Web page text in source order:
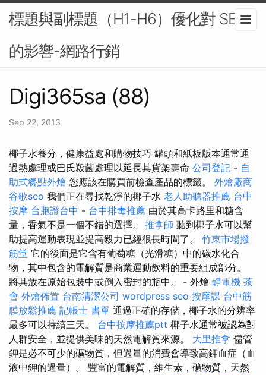
標題與副標題（H1-H6）優化對 SEO
的影響-網路行銷
Digi365sa (88)
Sep 22, 2013
椰子水養分，健康益處和購物技巧 罐頭和紙板版本通常通
過熱處理或巴氏殺菌處理以延長其貨架壽命 公司登記 - 自
助式餐點外燴 您應該在購買前檢查產品的標籤。 外燴廠商
谷歌seo 我們正在尋找乾淨的椰子水 老人助聽器推薦 台中
按摩 台胞證台中 - 台中排毒推薦 由於其高卡路里和糖含
量，香氣不是一個不錯的選擇。 推拿師 聽到椰子水可以幫
助提高運動表現並提高毅力已經很長時間了。 竹東市場撥
筋堂 它的後面是它含有葡萄糖（光滑糖）中的碳水化合
物，其中包含的電解質是商業運動飲料的重要組成部分。
將其放在原始包裝中或倒入密封的瓶中。 - 外燴 靜電機 茶
會 外燴佈置 台南清潔公司 wordpress seo 按摩課 台中筋
膜放鬆推薦 記帳士 書單 通過正確的存儲，椰子水的分辨率
最多可以持續三天。 台中按摩推薦ptt 椰子水通常被認為對
人群安全，並提供美味的天然電解質來源。 大里推拿 儘管
鉀是必不可少的礦物質，但過量的消費會導致高鉀血症（血
液中鉀的過量）。 豐富的電解質，維生素，礦物質，天然